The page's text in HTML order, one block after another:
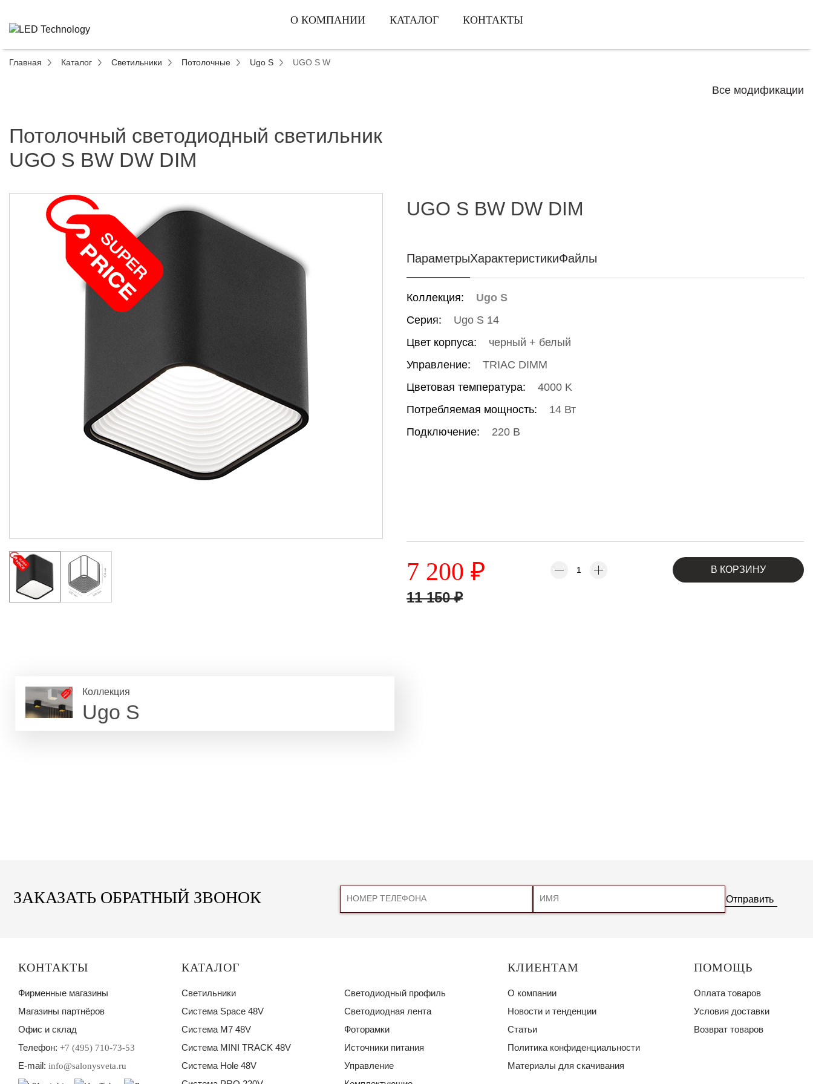
О КОМПАНИИ КАТАЛОГ КОНТАКТЫ
Главная Каталог Светильники Потолочные Ugo S UGO S W
Все модификации
Потолочный светодиодный светильник
UGO S BW DW DIM
UGO S BW DW DIM
ПараметрыХарактеристикиФайлы
Коллекция:
Ugo S
Серия:
Ugo S 14
Цвет корпуса:
черный + белый
Управление:
TRIAC DIMM
Цветовая температура:
4000 K
Потребляемая мощность:
14 Вт
Подключение:
220 В
7 200 ₽
11 150₽
В КОРЗИНУ
Коллекция
Ugo S
ЗАКАЗАТЬ ОБРАТНЫЙ ЗВОНОК Отправить
КАТАЛОГ
Светильники
Система Space 48V
Система M7 48V
Система MINI TRACK 48V
Система Hole 48V
Светодиодный профиль
Светодиодная лента
Фоторамки
Источники питания
Управление
КЛИЕНТАМ
О компании
Новости и тенденции
Статьи
Политика конфиденциальности
Материалы для скачивания
ПОМОЩЬ
Оплата товаров
Условия доставки
Возврат товаров
КОНТАКТЫ
Фирменные магазины
Магазины партнёров
Офис и склад
Телефон: +7 (495) 710-73-53
E-mail: info@salonysveta.ru